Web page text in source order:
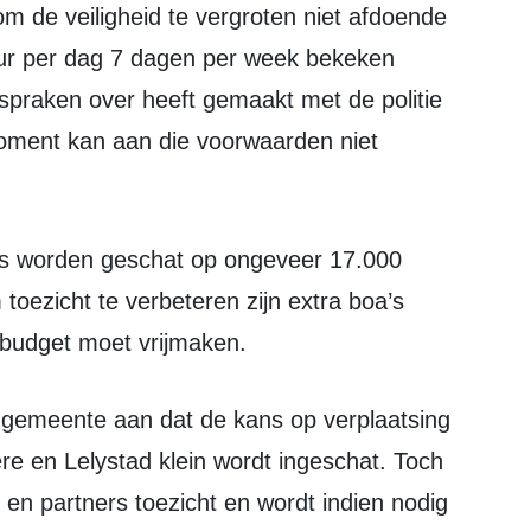
de veiligheid te vergroten niet afdoende
per dag 7 dagen per week bekeken
over heeft gemaakt met de politie
kan aan die voorwaarden niet
te verbeteren zijn extra boa’s
moet vrijmaken.
en Lelystad klein wordt ingeschat. Toch
partners toezicht en wordt indien nodig